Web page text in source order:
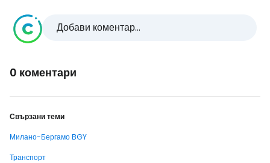
Добави коментар...
0 коментари
Свързани теми
Милано-Бергамо BGY
Транспорт